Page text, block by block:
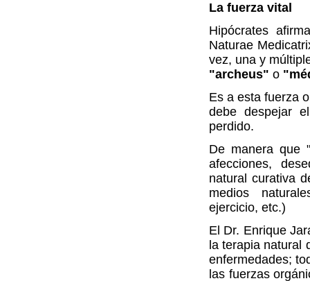
La fuerza vital
Hipócrates
Naturae
vez, una y
"archeus" o
Es a esta fuerza
debe despejar
perdido.
De manera que
afecciones,
natural curativa
medios
ejercicio, etc.)
El Dr. Enrique
la terapia natural
enfermedades;
las fuerzas